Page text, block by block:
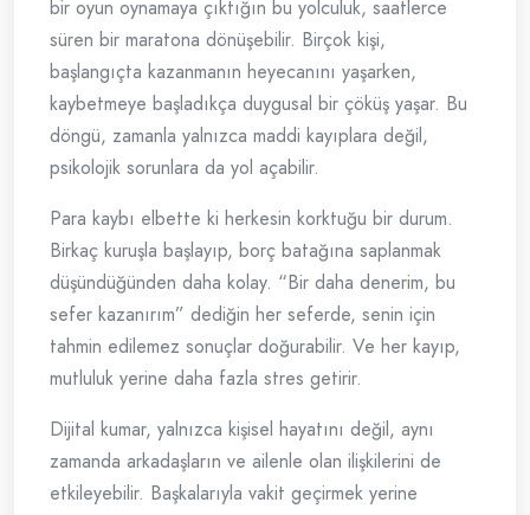
bir oyun oynamaya çıktığın bu yolculuk, saatlerce
süren bir maratona dönüşebilir. Birçok kişi,
başlangıçta kazanmanın heyecanını yaşarken,
kaybetmeye başladıkça duygusal bir çöküş yaşar. Bu
döngü, zamanla yalnızca maddi kayıplara değil,
psikolojik sorunlara da yol açabilir.
Para kaybı elbette ki herkesin korktuğu bir durum.
Birkaç kuruşla başlayıp, borç batağına saplanmak
düşündüğünden daha kolay. “Bir daha denerim, bu
sefer kazanırım” dediğin her seferde, senin için
tahmin edilemez sonuçlar doğurabilir. Ve her kayıp,
mutluluk yerine daha fazla stres getirir.
Dijital kumar, yalnızca kişisel hayatını değil, aynı
zamanda arkadaşların ve ailenle olan ilişkilerini de
etkileyebilir. Başkalarıyla vakit geçirmek yerine